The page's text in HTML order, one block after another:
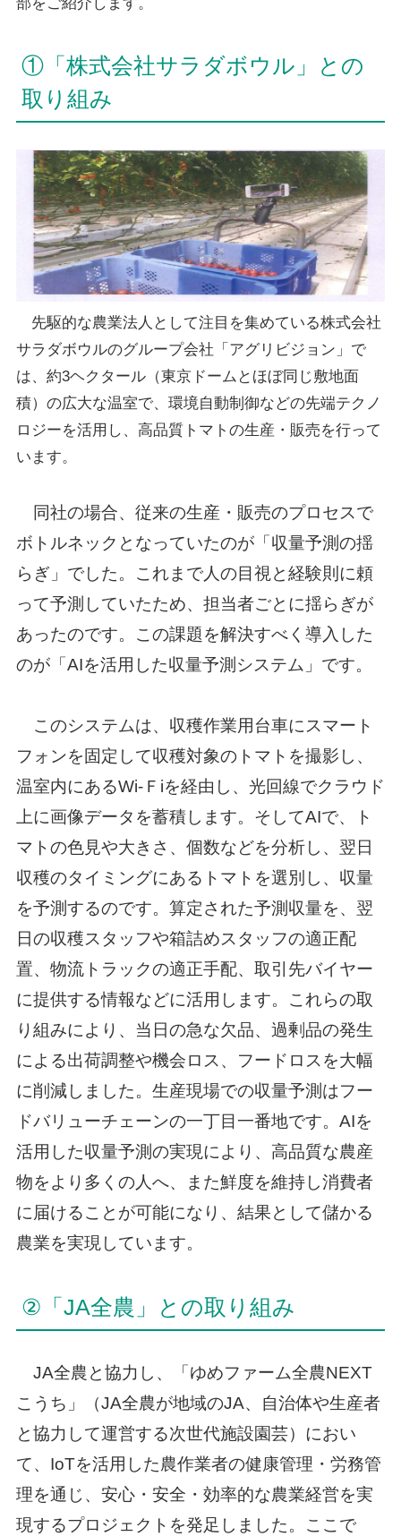
①「株式会社サラダボウル」との
取り組み
先駆的な農業法人として注目を集めている株式会社
サラダボウルのグループ会社「アグリビジョン」で
は、約3ヘクタール（東京ドームとほぼ同じ敷地面
積）の広大な温室で、環境自動制御などの先端テクノ
ロジーを活用し、高品質トマトの生産・販売を行って
います。
同社の場合、従来の生産・販売のプロセスで
ボトルネックとなっていたのが「収量予測の揺
らぎ」でした。これまで人の目視と経験則に頼
って予測していたため、担当者ごとに揺らぎが
あったのです。この課題を解決すべく導入した
のが「AIを活用した収量予測システム」です。
このシステムは、収穫作業用台車にスマート
フォンを固定して収穫対象のトマトを撮影し、
温室内にあるWi-Ｆiを経由し、光回線でクラウド
上に画像データを蓄積します。そしてAIで、ト
マトの色見や大きさ、個数などを分析し、翌日
収穫のタイミングにあるトマトを選別し、収量
を予測するのです。算定された予測収量を、翌
日の収穫スタッフや箱詰めスタッフの適正配
置、物流トラックの適正手配、取引先バイヤー
に提供する情報などに活用します。これらの取
り組みにより、当日の急な欠品、過剰品の発生
による出荷調整や機会ロス、フードロスを大幅
に削減しました。生産現場での収量予測はフー
ドバリューチェーンの一丁目一番地です。AIを
活用した収量予測の実現により、高品質な農産
物をより多くの人へ、また鮮度を維持し消費者
に届けることが可能になり、結果として儲かる
農業を実現しています。
②「JA全農」との取り組み
JA全農と協力し、「ゆめファーム全農NEXT
こうち」（JA全農が地域のJA、自治体や生産者
と協力して運営する次世代施設園芸）におい
て、IoTを活用した農作業者の健康管理・労務管
理を通じ、安心・安全・効率的な農業経営を実
現するプロジェクトを発足しました。ここで